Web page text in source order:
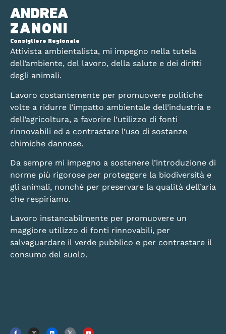
ANDREA
ZANONI
Consigliere Regionale
Attivista ambientalista, mi impegno nella tutela
dell’ambiente, del lavoro, della salute e dei diritti
degli animali.
Lavoro costantemente per promuovere politiche
volte a ridurre l’impatto ambientale dell’industria e
dell’agricoltura, a favorire l’utilizzo di fonti
rinnovabili ed a contrastare l’uso di sostanze
chimiche dannose.
Da sempre mi impegno a sostenere l’introduzione di
norme più rigorose per proteggere la biodiversità e
gli animali, nonché per preservare la qualità dell’aria
che respiriamo.
Lavoro instancabilmente per promuovere un
maggiore utilizzo di fonti rinnovabili, per
salvaguardare il verde pubblico e per contrastare il
consumo del suolo.